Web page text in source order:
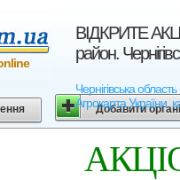
ВIДКРИТЕ
район.
Чернігівська
Агрокарта України,
Добавити